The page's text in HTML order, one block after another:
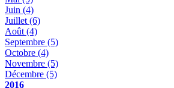
Juin (4)
Juillet (6)
Août (4)
Septembre (5)
Octobre (4)
Novembre (5)
Décembre (5)
2016